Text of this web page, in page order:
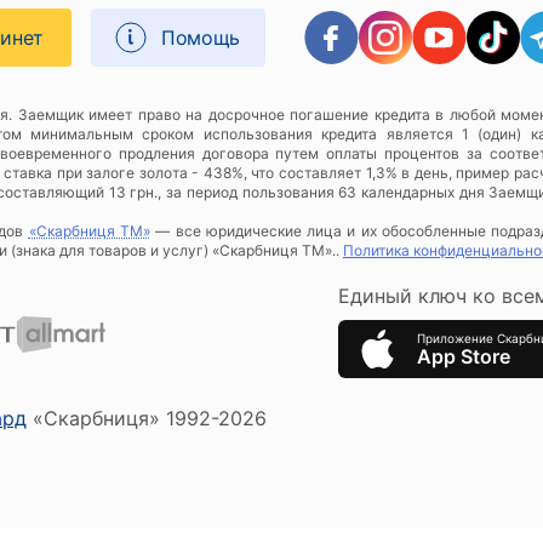
Помощь
Заемщик имеет право на досрочное погашение кредита в любой
минимальным сроком использования кредита является 1 (один)
продления договора путем оплаты процентов за
при залоге золота - 438%, что составляет 1,3% в день, пример
13 грн., за период пользования 63 календарных дня
«Скарбниця ТМ»— все юридические лица и их обособленные
(знака для товаров и услуг) «Скарбниця ТМ».. Политика
Единый ключ ко
Приложение
App Store
«Скарбниця» 1992-2026